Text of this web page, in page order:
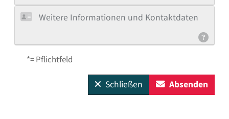
Weitere Informationen und Kontaktdaten
*= Pflichtfeld
Schließen Absenden